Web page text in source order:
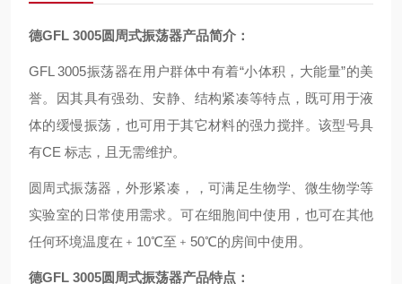
德GFL 3005圆周式振荡器产品简介：
GFL 3005振荡器在用户群体中有着“小体积，大能量”的美
誉。因其具有强劲、安静、结构紧凑等特点，既可用于液
体的缓慢振荡，也可用于其它材料的强力搅拌。该型号具
有CE 标志，且无需维护。
圆周式振荡器，外形紧凑，，可满足生物学、微生物学等
实验室的日常使用需求。可在细胞间中使用，也可在其他
任何环境温度在﹢10℃至﹢50℃的房间中使用。
德GFL 3005圆周式振荡器产品特点：